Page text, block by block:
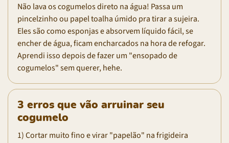
Não lava os cogumelos direto na água! Passa um
pincelzinho ou papel toalha úmido pra tirar a sujeira.
Eles são como esponjas e absorvem líquido fácil, se
encher de água, ficam encharcados na hora de refogar.
Aprendi isso depois de fazer um "ensopado de
cogumelos" sem querer, hehe.
3 erros que vão arruinar seu
cogumelo
1) Cortar muito fino e virar "papelão" na frigideira